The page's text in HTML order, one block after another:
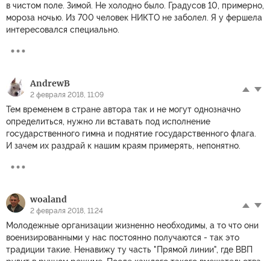
в чистом поле. Зимой. Не холодно было. Градусов 10, примерно,
мороза ночью. Из 700 человек НИКТО не заболел. Я у фершела
интересовался специально.
AndrewB
2 февраля 2018, 11:09
Тем временем в стране автора так и не могут однозначно
определиться, нужно ли вставать под исполнение
государственного гимна и поднятие государственного флага.
И зачем их раздрай к нашим краям примерять, непонятно.
woaland
2 февраля 2018, 11:24
Молодежные организации жизненно необходимы, а то что они
военизированными у нас постоянно получаются - так это
традиции такие. Ненавижу ту часть "Прямой линии", где ВВП